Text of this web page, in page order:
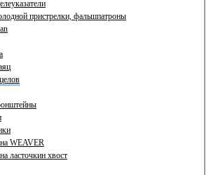
пристрелки, фальшпатроны
WEAVER
ласточкин хвост